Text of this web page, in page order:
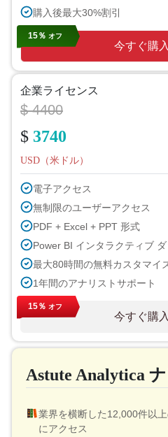
購入後最大30%割引
今すぐ購
15％ オフ
企業ライセンス
$ 4400
$ 3740
USD（米ドル）
電子アクセス
無制限のユーザーアクセス
PDF + Excel + PPT 形式
Power BI インタラクティブ
最大80時間の無料カスタマイ
1年間のアナリストサポート
次のサイクルでの無料レポート
無料の業界アップデート（180
購入後最大40%割引
今すぐ購
15％ オフ
Astute Analytica
業界を横断した12,000件以
にアクセス